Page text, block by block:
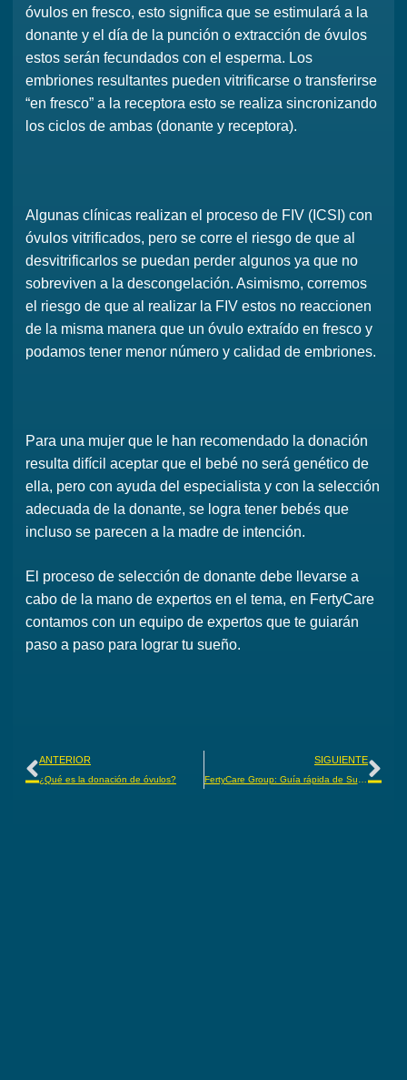
óvulos en fresco, esto significa que se estimulará a la
donante y el día de la punción o extracción de óvulos
estos serán fecundados con el esperma. Los
embriones resultantes pueden vitrificarse o transferirse
“en fresco” a la receptora esto se realiza sincronizando
los ciclos de ambas (donante y receptora).
Algunas clínicas realizan el proceso de FIV (ICSI) con
óvulos vitrificados, pero se corre el riesgo de que al
desvitrificarlos se puedan perder algunos ya que no
sobreviven a la descongelación. Asimismo, corremos
el riesgo de que al realizar la FIV estos no reaccionen
de la misma manera que un óvulo extraído en fresco y
podamos tener menor número y calidad de embriones.
Para una mujer que le han recomendado la donación
resulta difícil aceptar que el bebé no será genético de
ella, pero con ayuda del especialista y con la selección
adecuada de la donante, se logra tener bebés que
incluso se parecen a la madre de intención.
El proceso de selección de donante debe llevarse a
cabo de la mano de expertos en el tema, en FertyCare
contamos con un equipo de expertos que te guiarán
paso a paso para lograr tu sueño.
ANTERIOR
¿Qué es la donación de óvulos?
SIGUIENTE